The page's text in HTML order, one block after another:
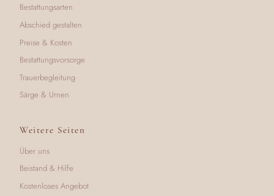
Bestattungsarten
Abschied gestalten
Preise & Kosten
Bestattungsvorsorge
Trauerbegleitung
Särge & Urnen
Weitere Seiten
Über uns
Beistand & Hilfe
Kostenloses Angebot